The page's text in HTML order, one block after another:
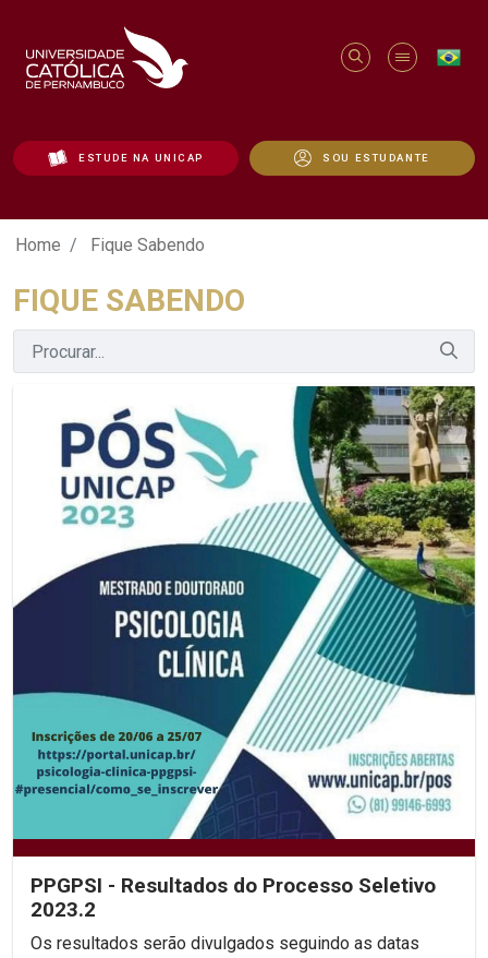
ESTUDE NA UNICAP SOU ESTUDANTE
Fique Sabendo - Unicap
Home Fique Sabendo
FIQUE SABENDO
PPGPSI - Resultados do Processo Seletivo
2023.2
Os resultados serão divulgados seguindo as datas